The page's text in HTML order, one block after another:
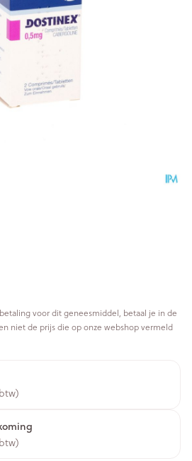
voor dit geneesmiddel, betaal je in de
niet de prijs die op onze webshop vermeld